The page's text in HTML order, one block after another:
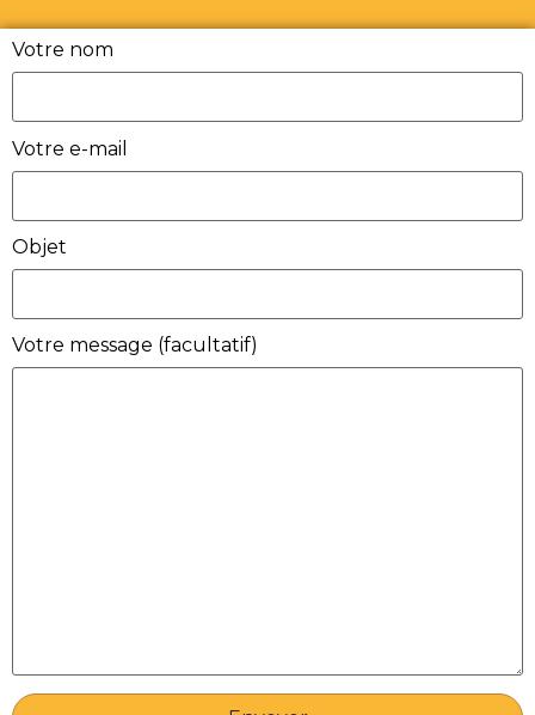
Votre nom
Votre e-mail
Objet
Votre message (facultatif)